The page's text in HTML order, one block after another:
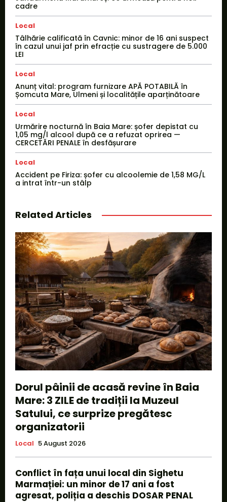
cadre
Local
Tâlhărie calificată în Cavnic: minor de 16 ani suspect
în cazul unui jaf prin efracție cu sustragere de 5.000
LEI
Local
Anunț vital: program furnizare APĂ POTABILĂ în
Șomcuta Mare, Ulmeni și localitățile aparținătoare
Local
Urmărire nocturnă în Baia Mare: șofer depistat cu
1,05 mg/l alcool după ce a refuzat oprirea —
CERCETĂRI PENALE în desfășurare
Local
Accident pe Firiza: șofer cu alcoolemie de 1,58 MG/L
a intrat într-un stâlp
Related Articles
Dorul pâinii de acasă revine în Baia
Mare: 3 ZILE de tradiții la Muzeul
Satului, ce surprize pregătesc
organizatorii
Local 5 August 2026
Conflict în fața unui local din Sighetu
Marmației: un minor de 17 ani a fost
agresat, poliția a deschis DOSAR PENAL